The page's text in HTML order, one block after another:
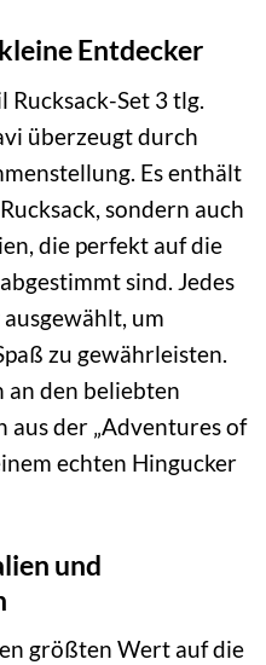
Entdecker
Rucksack-Set 3 tlg.
überzeugt durch
Es enthält
sondern auch
die perfekt auf die
sind. Jedes
um
zu gewährleisten.
an den beliebten
der „Adventures of
echten Hingucker
und
größten Wert auf die